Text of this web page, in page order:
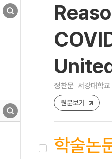
정찬문 서강대학
원문보기
학술논